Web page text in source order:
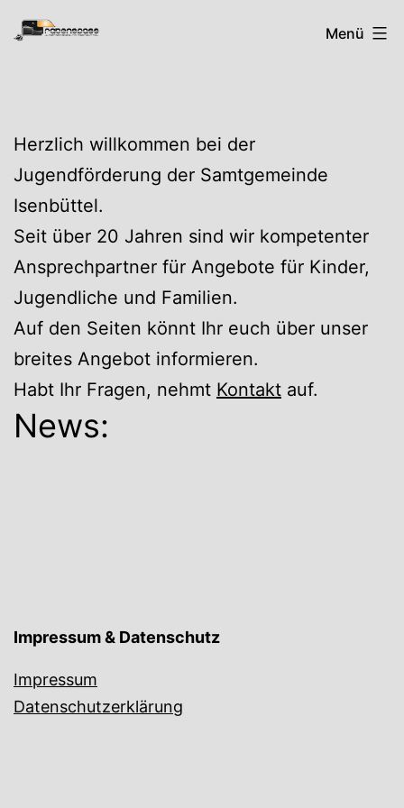
Zum
Inhalt
RabenspassMenü
Herzlich willkommen bei der
Jugendförderung der Samtgemeinde
Isenbüttel.
Seit über 20 Jahren sind wir kompetenter
Ansprechpartner für Angebote für Kinder,
Jugendliche und Familien.
Auf den Seiten könnt Ihr euch über unser
breites Angebot informieren.
Habt Ihr Fragen, nehmt Kontakt auf.
News:
Impressum & Datenschutz
Impressum
Datenschutzerklärung